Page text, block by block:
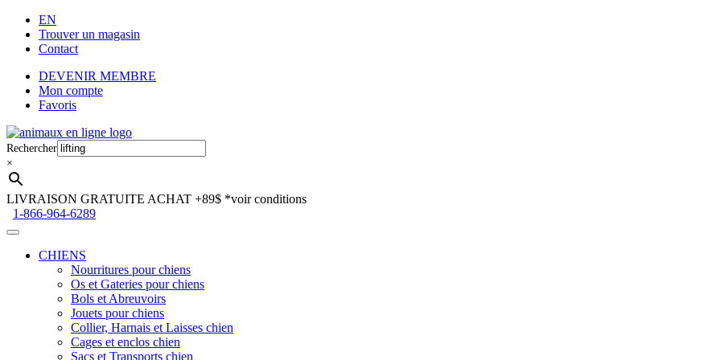
EN
Trouver un magasin
Contact
DEVENIR MEMBRE
Mon compte
Favoris
Aller
à
la
navigation
Aller
au
contenu
Rechercher
×
LIVRAISON GRATUITE ACHAT +89$ *voir conditions
1-866-964-6289
CHIENS
Nourritures pour chiens
Os et Gateries pour chiens
Bols et Abreuvoirs
Jouets pour chiens
Collier, Harnais et Laisses chien
Cages et enclos chien
Sacs et Transports chien